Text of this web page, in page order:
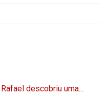
descobriu uma…